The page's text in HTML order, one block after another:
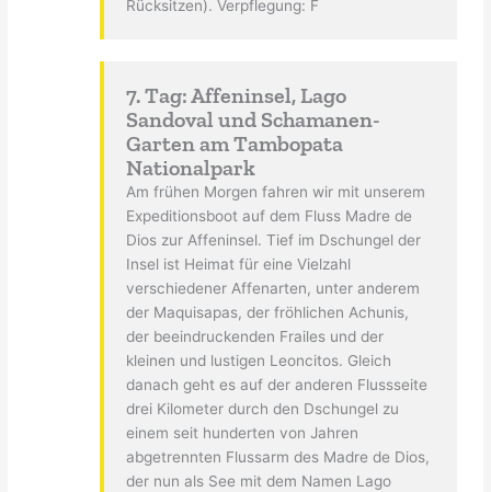
Rücksitzen). Verpflegung: F
7. Tag: Affeninsel, Lago
Sandoval und Schamanen-
Garten am Tambopata
Nationalpark
Am frühen Morgen fahren wir mit unserem
Expeditionsboot auf dem Fluss Madre de
Dios zur Affeninsel. Tief im Dschungel der
Insel ist Heimat für eine Vielzahl
verschiedener Affenarten, unter anderem
der Maquisapas, der fröhlichen Achunis,
der beeindruckenden Frailes und der
kleinen und lustigen Leoncitos. Gleich
danach geht es auf der anderen Flussseite
drei Kilometer durch den Dschungel zu
einem seit hunderten von Jahren
abgetrennten Flussarm des Madre de Dios,
der nun als See mit dem Namen Lago